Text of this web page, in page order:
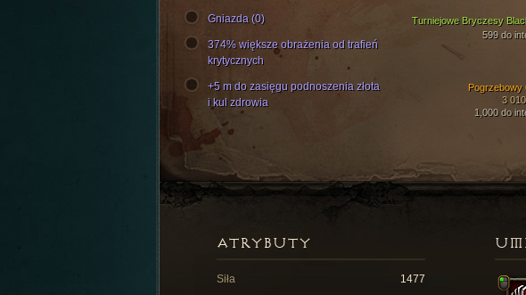
Turniejowe Bryczesy
599 do
Pogrzebowy
3
1,000 do
Gniazda (0)
374% większe obrażenia od trafień
krytycznych
+5 m do zasięgu podnoszenia złota
i kul zdrowia
ATRYBUTY
Siła
1477